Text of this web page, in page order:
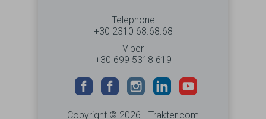
Telephone
+30 2310 68.68.68
Viber
+30 699 5318 619
Copyright © 2026 - Trakter.com